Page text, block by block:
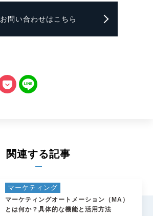
お問い合わせはこちら
関連する記事
マーケティング
マーケティングオートメーション（MA）
とは何か？具体的な機能と活用方法